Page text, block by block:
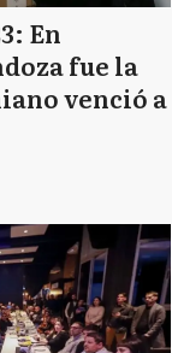
En
fue la
venció a